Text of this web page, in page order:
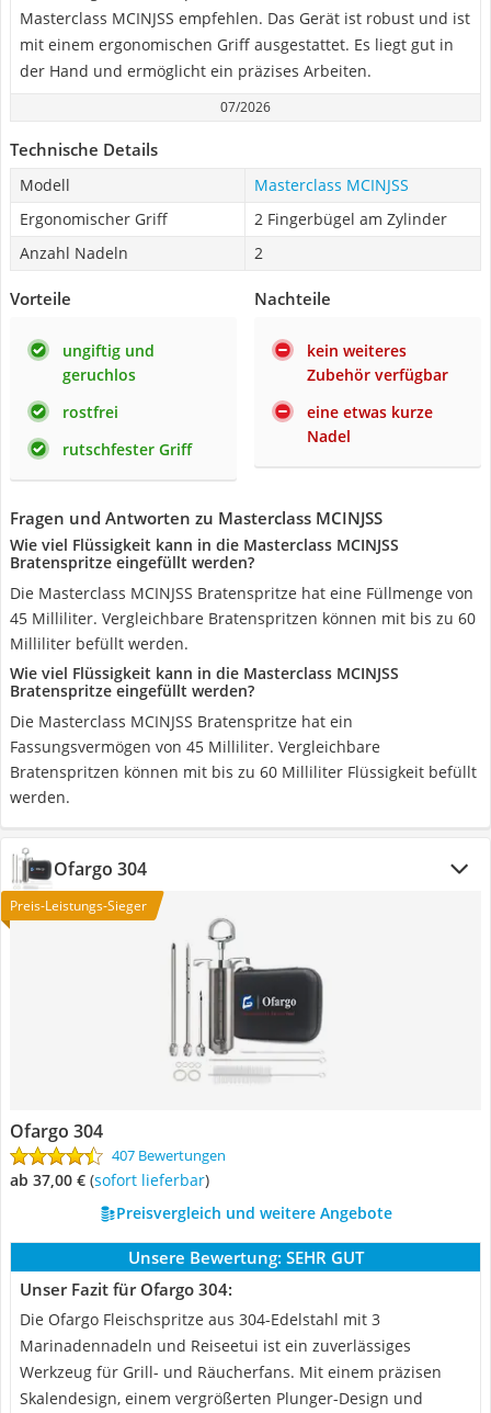
Masterclass MCINJSS empfehlen. Das Gerät ist robust und ist
mit einem ergonomischen Griff ausgestattet. Es liegt gut in
der Hand und ermöglicht ein präzises Arbeiten.
07/2026
Technische Details
Modell
Masterclass MCINJSS
Ergonomischer Griff
2 Fingerbügel am Zylinder
Anzahl Nadeln
2
Vorteile
ungiftig und
geruchlos
rostfrei
rutschfester Griff
Nachteile
kein weiteres
Zubehör verfügbar
eine etwas kurze
Nadel
Fragen und Antworten zu Masterclass MCINJSS
Wie viel Flüssigkeit kann in die Masterclass MCINJSS
Bratenspritze eingefüllt werden?
Die Masterclass MCINJSS Bratenspritze hat eine Füllmenge von
45 Milliliter. Vergleichbare Bratenspritzen können mit bis zu 60
Milliliter befüllt werden.
Wie viel Flüssigkeit kann in die Masterclass MCINJSS
Bratenspritze eingefüllt werden?
Die Masterclass MCINJSS Bratenspritze hat ein
Fassungsvermögen von 45 Milliliter. Vergleichbare
Bratenspritzen können mit bis zu 60 Milliliter Flüssigkeit befüllt
werden.
Ofargo 304
Preis-Leistungs-Sieger
Ofargo 304
407 Bewertungen
ab 37,00 € ( Sofort lieferbar)
Preisvergleich und weitere Angebote
Unsere Bewertung: SEHR GUT
Unser Fazit für Ofargo 304:
Die Ofargo Fleischspritze aus 304-Edelstahl mit 3
Marinadennadeln und Reiseetui ist ein zuverlässiges
Werkzeug für Grill- und Räucherfans. Mit einem präzisen
Skalendesign, einem vergrößerten Plunger-Design und